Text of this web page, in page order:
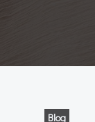
Blog